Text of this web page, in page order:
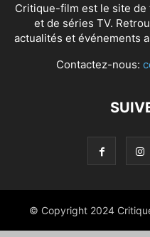
Critique-film est le site de
et de séries TV.
actualités et événements
Contactez-nous:
© Copyright 2024